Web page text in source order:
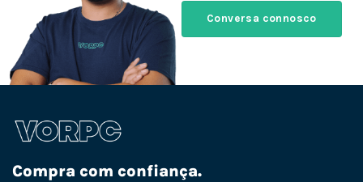
Conversa connosco
Compra com confiança.